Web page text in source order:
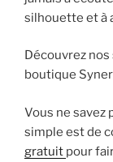
silhouette et à
Découvrez
boutique
Vous ne savez
simple est de
gratuit pour